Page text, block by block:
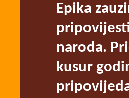
Epika
naroda.
kusur